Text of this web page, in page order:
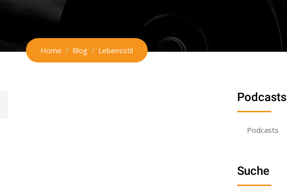
Home Blog Lebensstil
Podcasts
Podcasts
Suche